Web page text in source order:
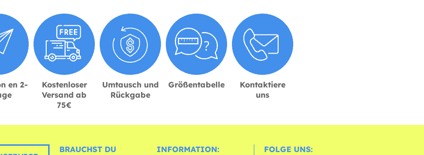
en 2-
Kostenloser
Versand ab
75€
Umtausch und
Rückgabe
Größentabelle
Kontaktiere
uns
BRAUCHST DU
INFORMATION: FOLGE UNS: